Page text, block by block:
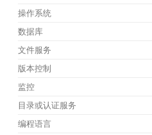
操作系统
数据库
文件服务
版本控制
监控
目录或认证服务
编程语言